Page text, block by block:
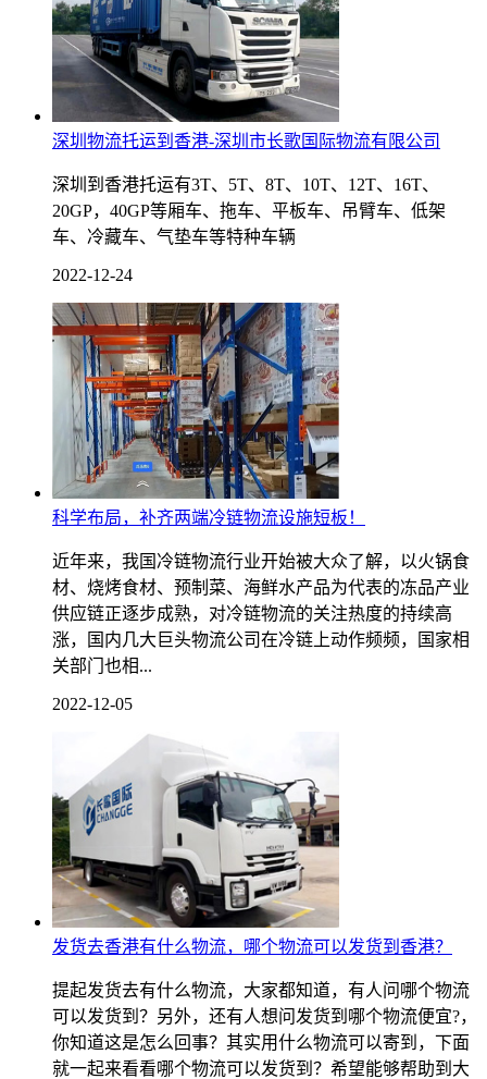
深圳物流托运到香港-深圳市长歌国际物流有限公司
深圳到香港托运有3T、5T、8T、10T、12T、16T、
20GP，40GP等厢车、拖车、平板车、吊臂车、低架
车、冷藏车、气垫车等特种车辆
2022-12-24
科学布局，补齐两端冷链物流设施短板！
近年来，我国冷链物流行业开始被大众了解，以火锅食
材、烧烤食材、预制菜、海鲜水产品为代表的冻品产业
供应链正逐步成熟，对冷链物流的关注热度的持续高
涨，国内几大巨头物流公司在冷链上动作频频，国家相
关部门也相...
2022-12-05
发货去香港有什么物流，哪个物流可以发货到香港？
提起发货去有什么物流，大家都知道，有人问哪个物流
可以发货到？另外，还有人想问发货到哪个物流便宜?，
你知道这是怎么回事？其实用什么物流可以寄到，下面
就一起来看看哪个物流可以发货到？希望能够帮助到大